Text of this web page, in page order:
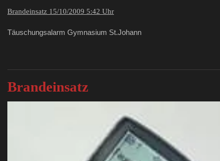
Brandeinsatz 15/10/2009 5:42 Uhr
Täuschungsalarm Gymnasium St.Johann
Brandeinsatz